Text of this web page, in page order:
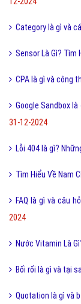
Category là gì và
Sensor Là Gì? Tìm
CPA là gì và công
Google Sandbox
31-12-2024
Lỗi 404 là gì?
Tìm Hiểu Về Nam
FAQ là gì và câu
2024
Nước Vitamin Là
Bối rối là gì và tại
Quotation là gì và